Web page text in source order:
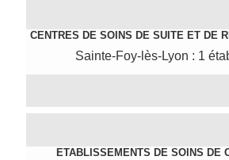
CENTRES DE SOINS DE SUITE ET DE
Sainte-Foy-lès-Lyon : 1
ETABLISSEMENTS DE SOINS DE